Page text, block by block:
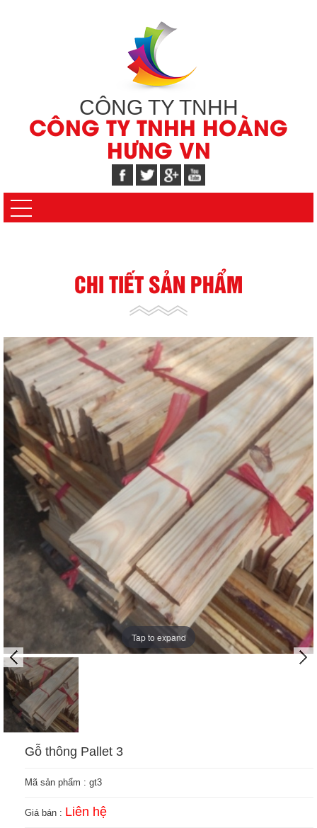
CÔNG TY TNHH
CÔNG TY TNHH HOÀNG
HƯNG VN
CHI TIẾT SẢN PHẨM
Tap to expand
Gỗ thông Pallet 3
Mã sản phẩm : gt3
Giá bán : Liên hệ